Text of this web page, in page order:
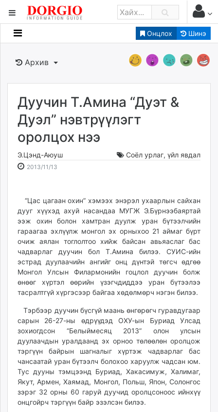
Онцлох Шинэ
Мэдээллийн
Банк санхүү
Бизнес ААН
Төрийн
Нийслэлийн
dorgio.mn
Gogo.mn
caak.mn
Baabar.mn
tovch.mn
ikon.mn
mnb.mn
Livetv.mn
Eguur.mn
24tsag.mn
shuud.mn
eagle.mn
ergelt.mn
zarig.mn
today.mn
zuv.mn
mminfo.mn
ugluu.mn
urlag.mn
unen.mn
asu.mn
Архив
Дуучин Т.Амина “Дуэт &
Дуэл” нэвтрүүлэгт
оролцох нээ
Э.Цэнд-Аюуш Соёл урлаг, үйл явдал
2013/11/13
23:16:50
17:33:35
“Цас цагаан охин” хэмээх энэрэл ухаарлын сайхан
дууг хүүхэд ахуй насандаа МУГЖ Э.Бүрнээбаяртай
ээж охин болон хамтран дуулж уран бүтээлчийн
гараагаа эхлүүлж монгол эх орныхоо 21 аймаг бүрт
очиж аялан тоглолтоо хийж байсан авьяаслаг бас
чадварлаг дуучин бол Т.Амина билээ. СУИС-ийн
эстрад дуулаачийн ангийг онц дүнтэй төгсч өдгөө
Монгол Улсын Филармонийн гоцлол дуучин болж
өнөөг хүртэл өөрийн үзэгчдиддээ уран бүтээлээ
тасралтгүй хүргэсээр байгаа хөдөлмөрч нэгэн билээ.
Тэрбээр дуучин бүсгүй маань өнгөрөгч гуравдугаар
сарын 26-27-ны өдрүүдэд ОХУ-ын Буриад Улсад
зохиогдсон “Белыймесяц 2013” олон улсын
дуулаачдын уралдаанд эх орноо төлөөлөн оролцож
тэргүүн байрын шагналыг хүртэж чадварлаг бас
чансаатай уран бүтээлч болохоо харуулж чадсан юм.
Тус дууны тэмцээнд Буриад, Хакасимуж, Халимаг,
Якут, Армен, Хаямад, Монгол, Польш, Япон, Солонгос
зэрэг 32 орны 60 гаруй дуучид оролцсоноос ийнхүү
онцгойрч тэргүүн байр эзэлсэн билээ.